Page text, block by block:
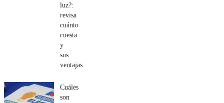
luz?:
revisa
cuánto
cuesta
y
sus
ventajas
Cuáles
son